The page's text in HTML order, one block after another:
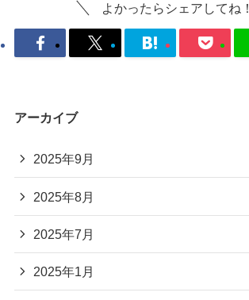
よかったらシェアしてね！
アーカイブ
2025年9月
2025年8月
2025年7月
2025年1月